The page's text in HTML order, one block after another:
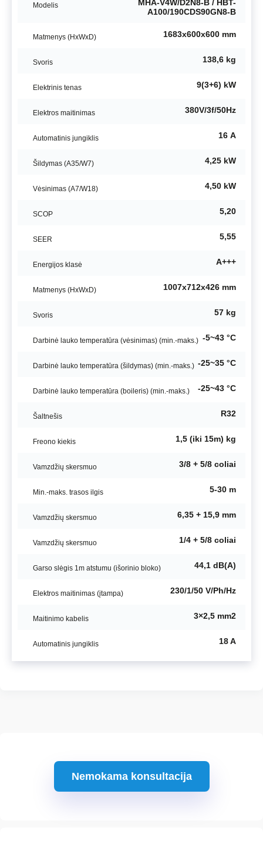
Modelis
MHA-V4W/D2N8-B / HBT-
A100/190CDS90GN8-B
Matmenys (HxWxD) 1683x600x600 mm
Svoris 138,6 kg
Elektrinis tenas 9(3+6) kW
Elektros maitinimas 380V/3f/50Hz
Automatinis jungiklis 16 А
Šildymas (A35/W7) 4,25 kW
Vėsinimas (A7/W18) 4,50 kW
SCOP 5,20
SEER 5,55
Energijos klasė A+++
Matmenys (HxWxD) 1007x712x426 mm
Svoris 57 kg
Darbinė lauko temperatūra (vėsinimas) (min.-maks.) -5~43 °C
Darbinė lauko temperatūra (šildymas) (min.-maks.) -25~35 °C
Darbinė lauko temperatūra (boileris) (min.-maks.) -25~43 °C
Šaltnešis R32
Freono kiekis 1,5 (iki 15m) kg
Vamzdžių skersmuo 3/8 + 5/8 coliai
Min.-maks. trasos ilgis 5-30 m
Vamzdžių skersmuo 6,35 + 15,9 mm
Vamzdžių skersmuo 1/4 + 5/8 coliai
Garso slėgis 1m atstumu (išorinio bloko) 44,1 dB(A)
Elektros maitinimas (įtampa) 230/1/50 V/Ph/Hz
Maitinimo kabelis 3×2,5 mm2
Automatinis jungiklis 18 A
Nemokama konsultacija